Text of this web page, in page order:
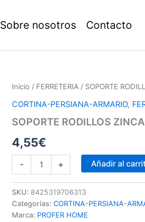
Sobre nosotros Contacto
Inicio / FERRETERIA / SOPORTE
CORTINA-PERSIANA-ARMARIO,
SOPORTE RODILLOS
4,55€
-
SOPORTE
ZINCADO
+ Añadir al
SKU: 8425319706313
Categorías:CORTINA-PERSIANA-
Marca: PROFER HOME